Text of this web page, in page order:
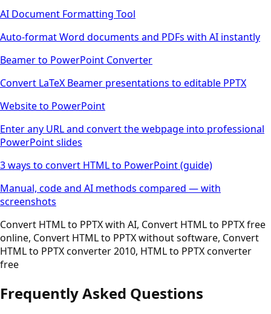
AI Document Formatting Tool
Auto-format Word documents and PDFs with AI instantly
Beamer to PowerPoint Converter
Convert LaTeX Beamer presentations to editable PPTX
Website to PowerPoint
Enter any URL and convert the webpage into professional
PowerPoint slides
3 ways to convert HTML to PowerPoint (guide)
Manual, code and AI methods compared — with
screenshots
Convert HTML to PPTX with AI, Convert HTML to PPTX free
online, Convert HTML to PPTX without software, Convert
HTML to PPTX converter 2010, HTML to PPTX converter
free
Frequently Asked Questions